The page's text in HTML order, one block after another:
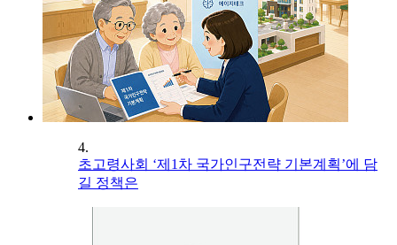
4.
초고령사회 ‘제1차 국가인구전략 기본계획’에 담
길 정책은